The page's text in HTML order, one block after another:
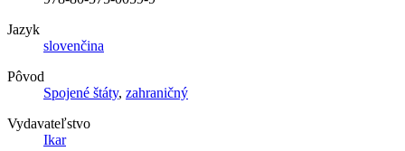
Jazyk
slovenčina
Pôvod
Spojené štáty, zahraničný
Vydavateľstvo
Ikar